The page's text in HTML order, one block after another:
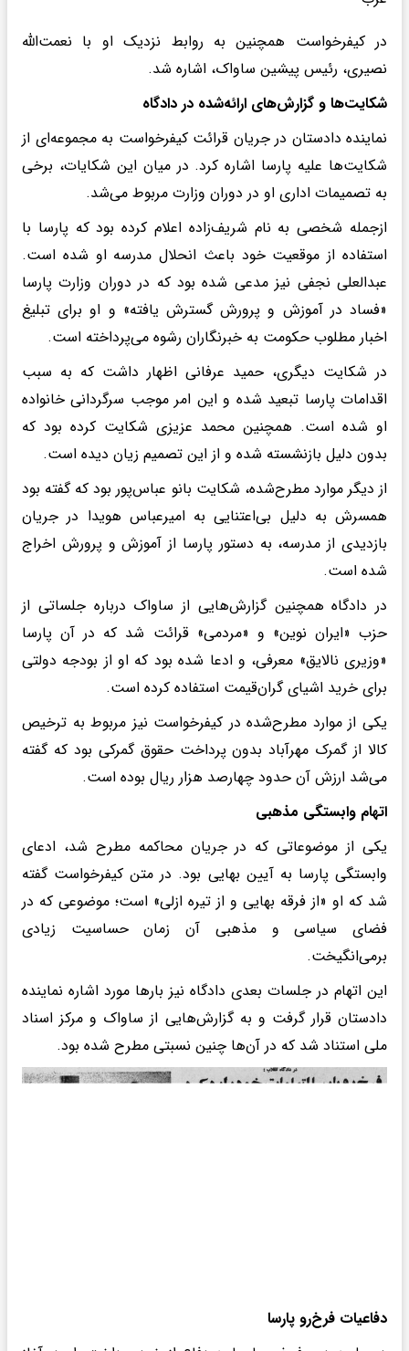
در کیفرخواست همچنین به روابط نزدیک او با نعمت‌الله
نصیری، رئیس پیشین ساواک، اشاره شد.
شکایت‌ها و گزارش‌های ارائه‌شده در دادگاه
نماینده دادستان در جریان قرائت کیفرخواست به مجموعه‌ای از
شکایت‌ها علیه پارسا اشاره کرد. در میان این شکایات، برخی
به تصمیمات اداری او در دوران وزارت مربوط می‌شد.
ازجمله شخصی به نام شریف‌زاده اعلام کرده بود که پارسا با
استفاده از موقعیت خود باعث انحلال مدرسه او شده است.
عبدالعلی نجفی نیز مدعی شده بود که در دوران وزارت پارسا
«فساد در آموزش و پرورش گسترش یافته» و او برای تبلیغ
اخبار مطلوب حکومت به خبرنگاران رشوه می‌پرداخته است.
در شکایت دیگری، حمید عرفانی اظهار داشت که به سبب
اقدامات پارسا تبعید شده و این امر موجب سرگردانی خانواده
او شده است. همچنین محمد عزیزی شکایت کرده بود که
بدون دلیل بازنشسته شده و از این تصمیم زیان دیده است.
از دیگر موارد مطرح‌شده، شکایت بانو عباس‌پور بود که گفته بود
همسرش به دلیل بی‌اعتنایی به امیرعباس هویدا در جریان
بازدیدی از مدرسه، به دستور پارسا از آموزش و پرورش اخراج
شده است.
در دادگاه همچنین گزارش‌هایی از ساواک درباره جلساتی از
حزب «ایران نوین» و «مردمی» قرائت شد که در آن‌ پارسا
«وزیری نالایق» معرفی، و ادعا شده بود که او از بودجه دولتی
برای خرید اشیای گران‌قیمت استفاده کرده است.
یکی از موارد مطرح‌شده در کیفرخواست نیز مربوط به ترخیص
کالا از گمرک مهرآباد بدون پرداخت حقوق گمرکی بود که گفته
می‌شد ارزش آن حدود چهارصد هزار ریال بوده است.
اتهام وابستگی مذهبی
یکی از موضوعاتی که در جریان محاکمه مطرح شد، ادعای
وابستگی پارسا به آیین بهایی بود. در متن کیفرخواست گفته
شد که او «از فرقه بهایی و از تیره ازلی» است؛ موضوعی که در
فضای سیاسی و مذهبی آن زمان حساسیت زیادی
برمی‌انگیخت.
این اتهام در جلسات بعدی دادگاه نیز بارها مورد اشاره نماینده
دادستان قرار گرفت و به گزارش‌هایی از ساواک و مرکز اسناد
ملی استناد شد که در آن‌ها چنین نسبتی مطرح شده بود.
دفاعیات فرخ‌رو پارسا